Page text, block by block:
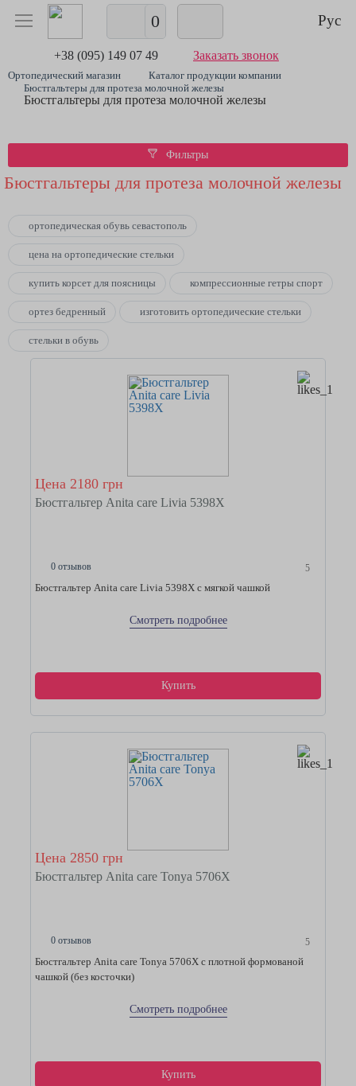
0 Рус
+38 (095) 149 07 49 Заказать звонок
Ортопедический магазин
Каталог продукции компании
Бюстгальтеры для протеза молочной железы
Бюстгальтеры для протеза молочной железы
Фильтры
Бюстгальтеры для протеза молочной железы
ортопедическая обувь севастополь
цена на ортопедические стельки
купить корсет для поясницы компрессионные гетры спорт
ортез бедренный изготовить ортопедические стельки
стельки в обувь
Цена 2180 грн
Бюстгальтер Anita care Livia 5398Х
0 отзывов 5
Бюстгальтер Anita care Livia 5398Х с мягкой чашкой
Смотреть подробнее
Купить
Цена 2850 грн
Бюстгальтер Anita care Tonya 5706Х
0 отзывов 5
Бюстгальтер Anita care Tonya 5706Х с плотной формованой
чашкой (без косточки)
Смотреть подробнее
Купить